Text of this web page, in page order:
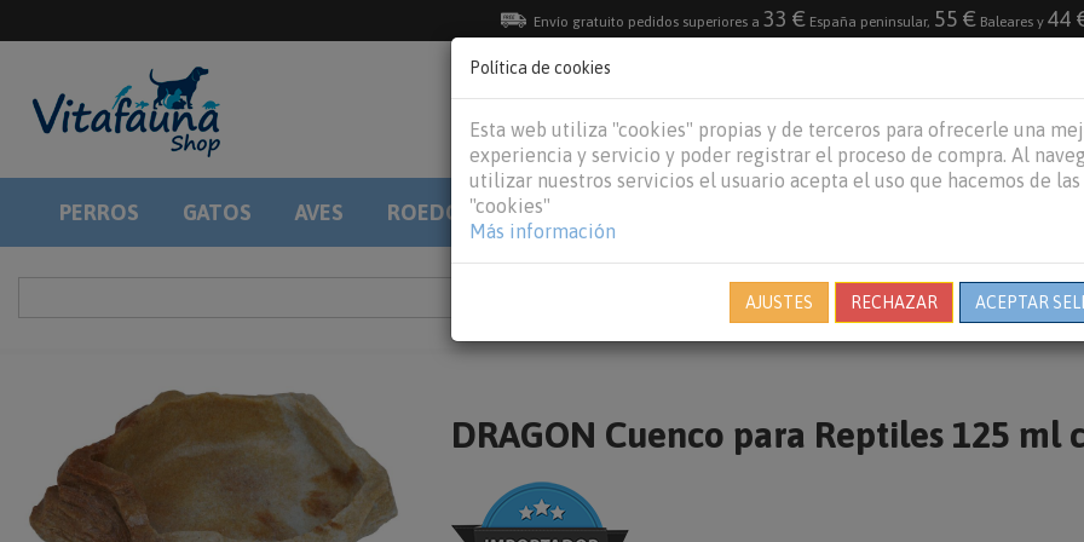
Envío gratuito pedidos superiores a 33 € España peninsular, 55 € Baleares y 44
DESTACADO
VACACIONES DE VERANO 2026
PERROS GATOS AVES ROEDORES REPTILES
DRAGON Cuenco para Reptiles 125 ml
Política de cookies
Esta web utiliza "cookies" propias y de terceros para ofrecerle una
experiencia y servicio y poder registrar el proceso de compra. Al
utilizar nuestros servicios el usuario acepta el uso que hacemos de las
"cookies"
Más información
AJUSTES RECHAZAR ACEPTAR